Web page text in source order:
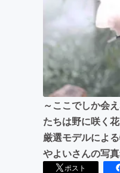
～ここでしか会
たちは野に咲く
厳選モデルによ
やよいさんの写真
ポスト